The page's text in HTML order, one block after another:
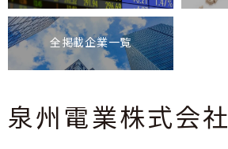
全掲載企業一覧
泉州電業株式会社